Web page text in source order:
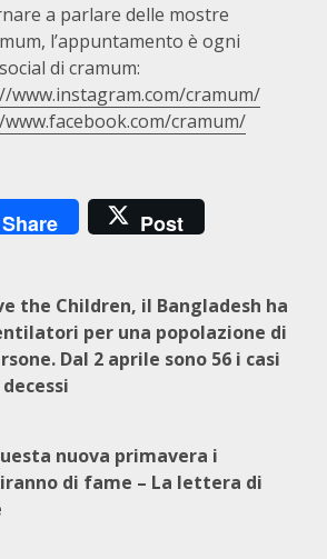
a parlare delle mostre
l’appuntamento è ogni
di cramum:
www.instagram.com/cramum/
cramum/
Share Post
the Children, il Bangladesh ha
per una popolazione di
Dal 2 aprile sono 56 i casi
nuova primavera i
di fame – La lettera di